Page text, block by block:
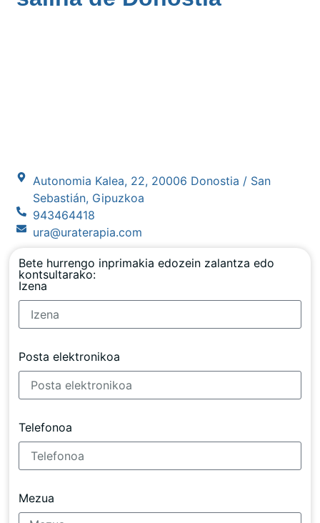
Autonomia Kalea, 22, 20006 Donostia / San
Sebastián, Gipuzkoa
943464418
ura@uraterapia.com
Bete hurrengo inprimakia edozein zalantza edo
kontsultarako:
Izena
Posta elektronikoa
Telefonoa
Mezua